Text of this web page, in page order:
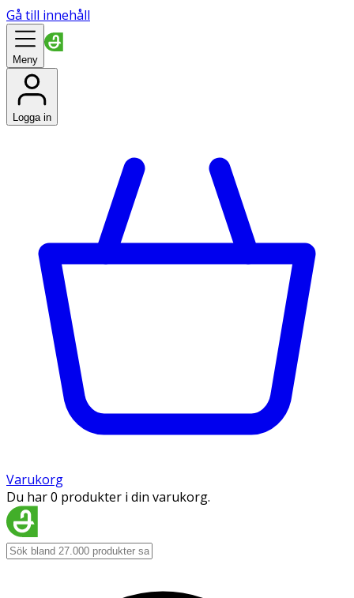
Gå till innehåll
Meny
Logga in
Varukorg
Du har 0 produkter i din varukorg.